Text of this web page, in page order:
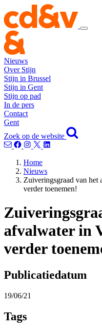
Nieuws
Over Stijn
Stijn in Brussel
Stijn in Gent
Stijn op pad
In de pers
Contact
Gent
Zoek op de website
Home
Nieuws
Zuiveringsgraad van het
verder toenemen!
afvalwater in
verder
Publicatiedatum
19/06/21
Tags